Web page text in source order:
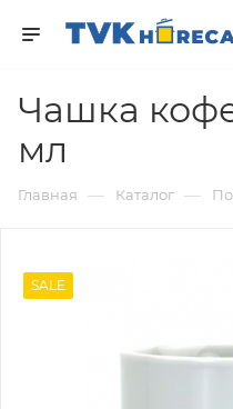
Чашка
мл
Главная — Каталог —
SALE